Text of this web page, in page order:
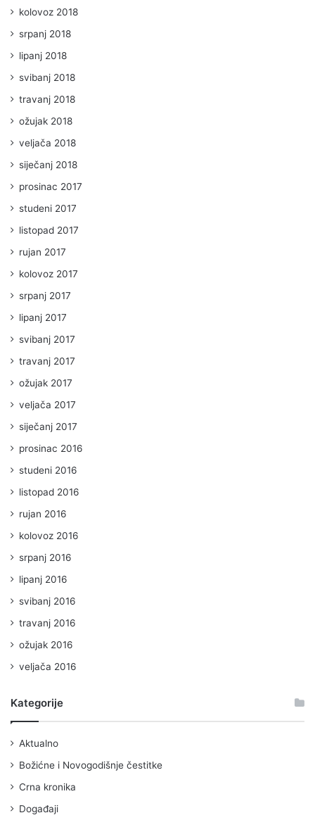
kolovoz 2018
srpanj 2018
lipanj 2018
svibanj 2018
travanj 2018
ožujak 2018
veljača 2018
siječanj 2018
prosinac 2017
studeni 2017
listopad 2017
rujan 2017
kolovoz 2017
srpanj 2017
lipanj 2017
svibanj 2017
travanj 2017
ožujak 2017
veljača 2017
siječanj 2017
prosinac 2016
studeni 2016
listopad 2016
rujan 2016
kolovoz 2016
srpanj 2016
lipanj 2016
svibanj 2016
travanj 2016
ožujak 2016
veljača 2016
Kategorije
Aktualno
Božićne i Novogodišnje čestitke
Crna kronika
Događaji